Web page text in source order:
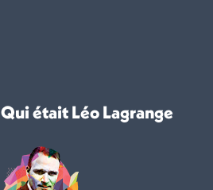
Qui était Léo Lagrange